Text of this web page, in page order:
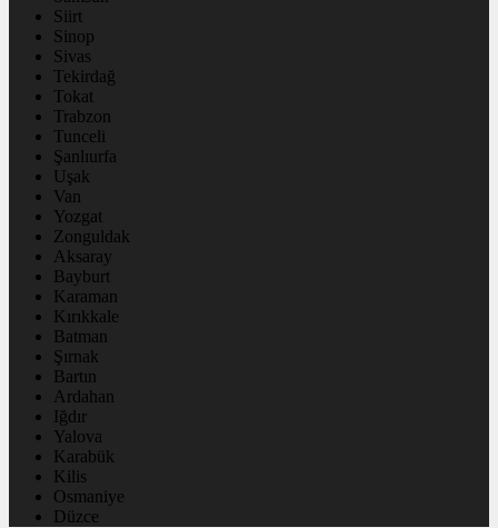
Siirt
Sinop
Sivas
Tekirdağ
Tokat
Trabzon
Tunceli
Şanlıurfa
Uşak
Van
Yozgat
Zonguldak
Aksaray
Bayburt
Karaman
Kırıkkale
Batman
Şırnak
Bartın
Ardahan
Iğdır
Yalova
Karabük
Kilis
Osmaniye
Düzce